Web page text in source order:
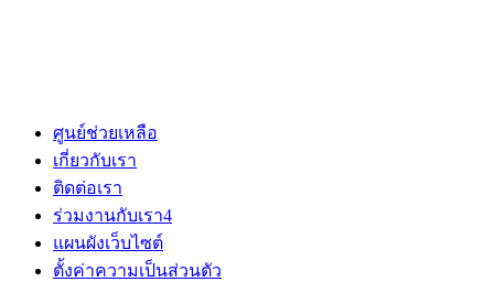
ศูนย์ช่วยเหลือ
เกี่ยวกับเรา
ติดต่อเรา
ร่วมงานกับเรา4
แผนผังเว็บไซต์
ตั้งค่าความเป็นส่วนตัว